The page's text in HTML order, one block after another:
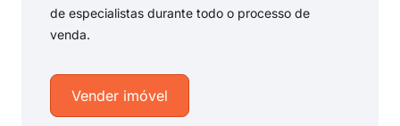
de especialistas durante todo o processo de
venda.
Vender imóvel